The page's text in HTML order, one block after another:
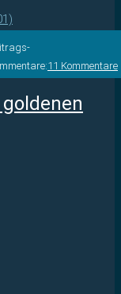
11 Kommentare